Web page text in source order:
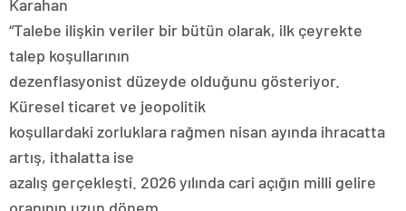
Karahan
“Talebe ilişkin veriler bir bütün olarak, ilk çeyrekte
talep koşullarının
dezenflasyonist düzeyde olduğunu gösteriyor.
Küresel ticaret ve jeopolitik
koşullardaki zorluklara rağmen nisan ayında ihracatta
artış, ithalatta ise
azalış gerçekleşti. 2026 yılında cari açığın milli gelire